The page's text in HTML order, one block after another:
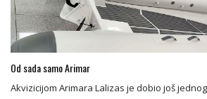
Od sada samo Arimar
Akvizicijom Arimara Lalizas je dobio još